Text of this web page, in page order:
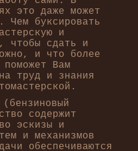
это даже может
Чем буксировать
и
чтобы сдать и
и что более
Вам
труд и знания
содержит
эскизы и
и механизмов
обеспечиваются